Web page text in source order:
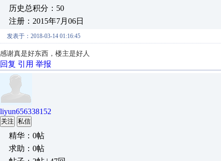
历史总积分：50
注册：2015年7月06日
发表于：2018-03-14 01:16:45
感谢真是好东西，楼主是好人
回复 引用 举报
liyun656338152
关注 私信
精华：0帖
求助：0帖